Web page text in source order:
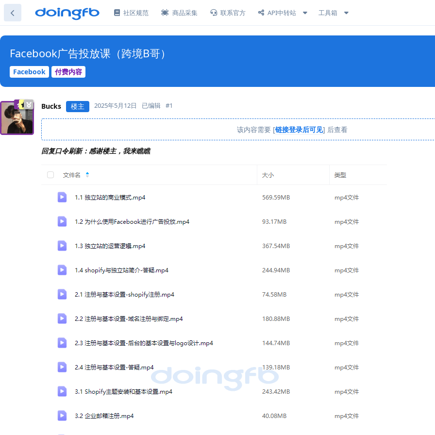
社区规范 商品采集 联系官方 API中转站 工具箱
Facebook 付费内容
Facebook广告投放课（跨境B哥）
Bucks 楼主 2025年5月12日 已编辑 #1
该内容需要 [链接登录后可见] 后查看
回复口令刷新：感谢楼主，我来瞧瞧